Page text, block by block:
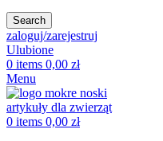
Search
zaloguj/zarejestruj
Ulubione
0 items 0,00 zł
Menu
0 items 0,00 zł